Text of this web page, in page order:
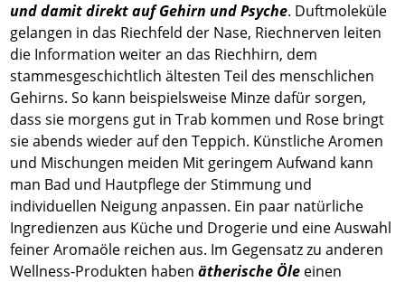
und damit direkt auf Gehirn und Psyche. Duftmoleküle
gelangen in das Riechfeld der Nase, Riechnerven leiten
die Information weiter an das Riechhirn, dem
stammesgeschichtlich ältesten Teil des menschlichen
Gehirns. So kann beispielsweise Minze dafür sorgen,
dass sie morgens gut in Trab kommen und Rose bringt
sie abends wieder auf den Teppich. Künstliche Aromen
und Mischungen meiden Mit geringem Aufwand kann
man Bad und Hautpflege der Stimmung und
individuellen Neigung anpassen. Ein paar natürliche
Ingredienzen aus Küche und Drogerie und eine Auswahl
feiner Aromaöle reichen aus. Im Gegensatz zu anderen
Wellness-Produkten haben ätherische Öle einen